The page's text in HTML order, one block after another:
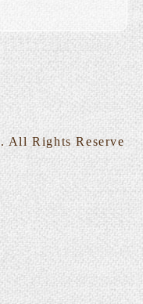
. All Rights Reserve